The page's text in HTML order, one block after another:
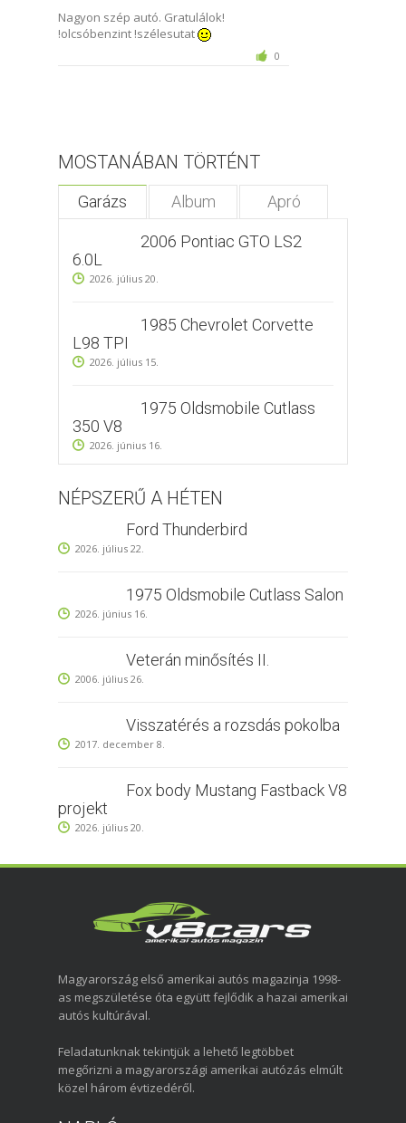
Nagyon szép autó. Gratulálok!
!olcsóbenzint !szélesutat
0
MOSTANÁBAN TÖRTÉNT
Garázs Album Apró
2006 Pontiac GTO LS2
6.0L
2026. július 20.
1985 Chevrolet Corvette
L98 TPI
2026. július 15.
1975 Oldsmobile Cutlass
350 V8
2026. június 16.
NÉPSZERŰ A HÉTEN
Ford Thunderbird
2026. július 22.
1975 Oldsmobile Cutlass Salon
2026. június 16.
Veterán minősítés II.
2006. július 26.
Visszatérés a rozsdás pokolba
2017. december 8.
Fox body Mustang Fastback V8
projekt
2026. július 20.
Magyarország első amerikai autós magazinja 1998-
as megszületése óta együtt fejlődik a hazai amerikai
autós kultúrával.
Feladatunknak tekintjük a lehető legtöbbet
megőrizni a magyarországi amerikai autózás elmúlt
közel három évtizedéről.